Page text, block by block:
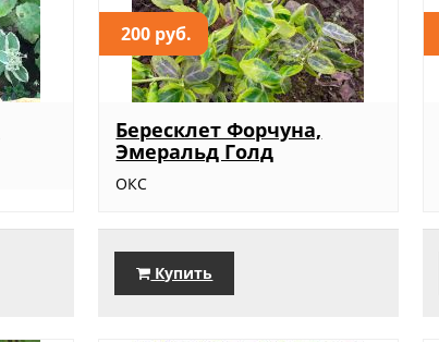
200 руб.
Бересклет Форчуна,
Эмеральд Голд
ОКС
Купить